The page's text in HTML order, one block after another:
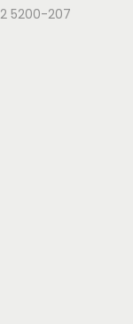
5200-207